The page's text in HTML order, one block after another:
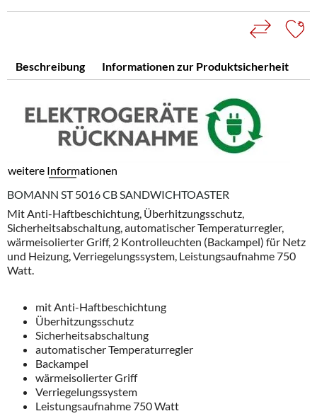
Beschreibung Informationen zur Produktsicherheit
weitere Informationen
BOMANN ST 5016 CB SANDWICHTOASTER
Mit Anti-Haftbeschichtung, Überhitzungsschutz,
Sicherheitsabschaltung, automatischer Temperaturregler,
wärmeisolierter Griff, 2 Kontrolleuchten (Backampel) für Netz
und Heizung, Verriegelungssystem, Leistungsaufnahme 750
Watt.
mit Anti-Haftbeschichtung
Überhitzungsschutz
Sicherheitsabschaltung
automatischer Temperaturregler
Backampel
wärmeisolierter Griff
Verriegelungssystem
Leistungsaufnahme 750 Watt